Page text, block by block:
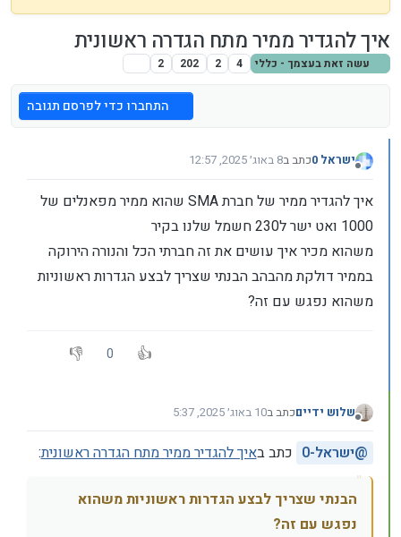
איך להגדיר ממיר מתח הגדרה ראשונית
עשה זאת בעצמך - כללי 4
2
202
2
התחברו כדי לפרסם תגובה
מנותק
ישראל 0 כתב ב8 באוג׳ 2025, 12:57
נערך לאחרונה על ידי ישראל 0
איך להגדיר ממיר של חברת SMA שהוא ממיר מפאנלים של
1000 ואט ישר ל230 חשמל שלנו בקיר
משהוא מכיר איך עושים את זה חברתי הכל והנורה הירוקה
בממיר דולקת מהבהב הבנתי שצריך לבצע הגדרות ראשוניות
משהוא נפגש עם זה?
0
מנותק
שלוש ידייםכתב ב10 באוג׳ 2025, 5:37
נערך לאחרונה על ידי
@ישראל-0 כתב באיך להגדיר ממיר מתח הגדרה ראשונית:
הבנתי שצריך לבצע הגדרות ראשוניות משהוא
נפגש עם זה?